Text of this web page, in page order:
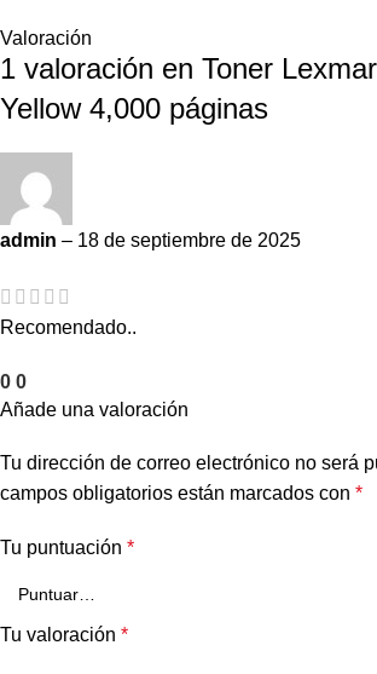
Valoración
1 valoración en Toner
Yellow 4,000 páginas
admin – 18 de septiembre de 2025
Recomendado..
0 0
Añade una valoración
Tu dirección de correo electrónico no será
campos obligatorios están marcados con *
Tu puntuación *
Tu valoración *